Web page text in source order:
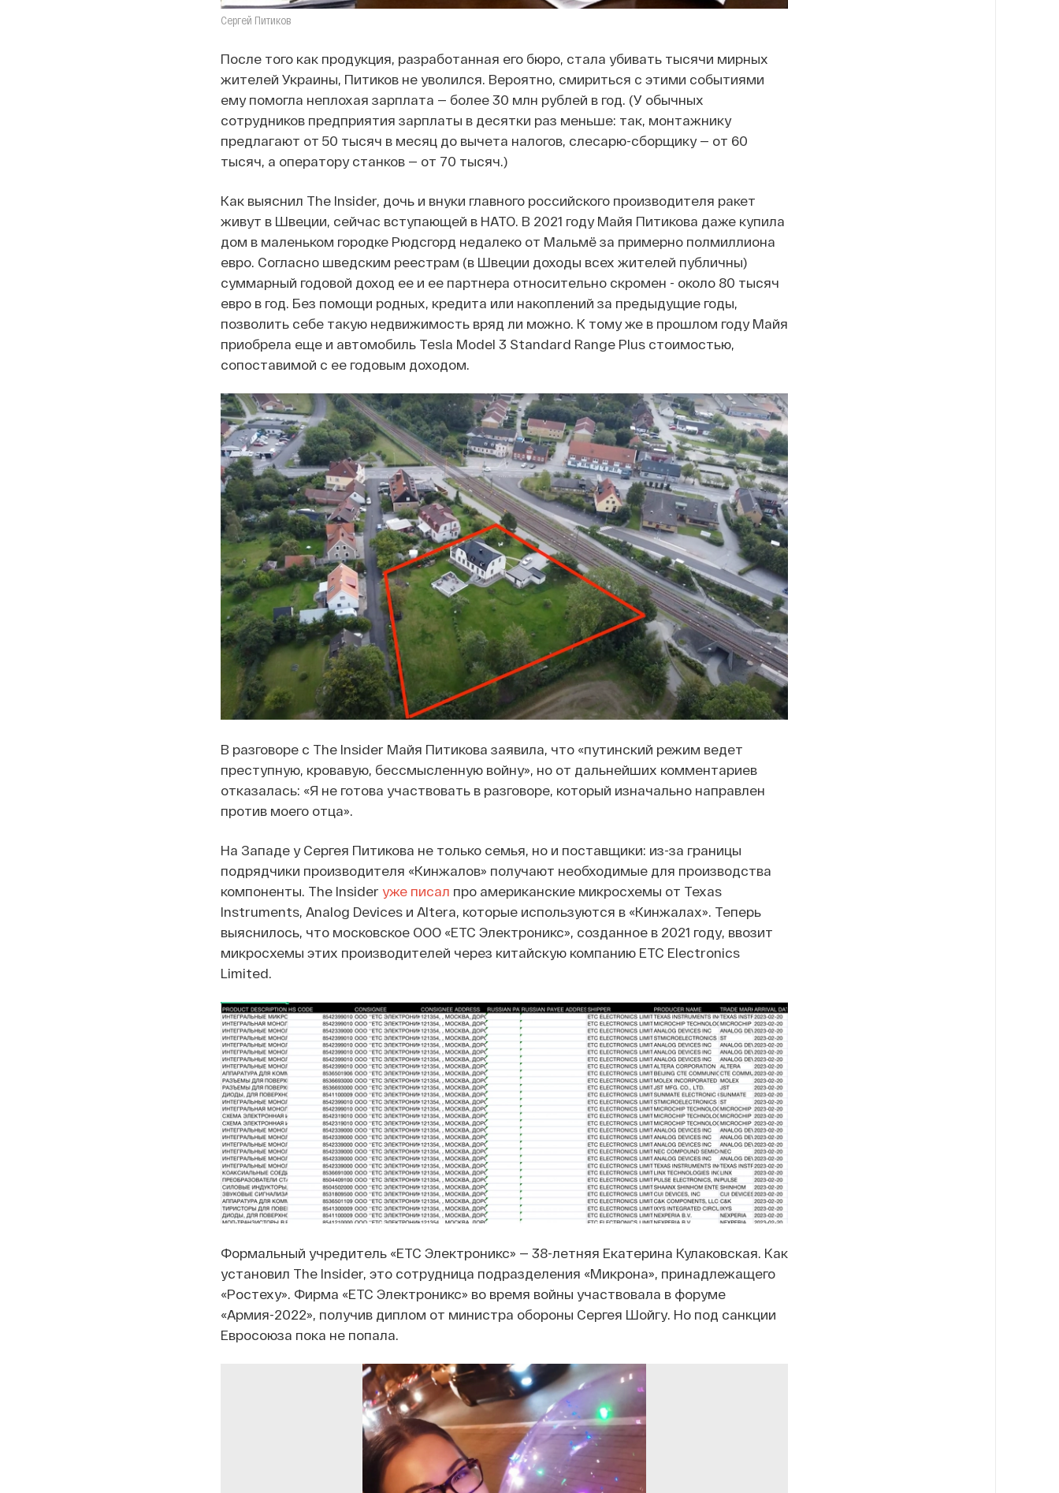
Сергей Питиков
После того как продукция, разработанная его бюро, стала убивать тысячи мирных
жителей Украины, Питиков не уволился. Вероятно, смириться с этими событиями
ему помогла неплохая зарплата — более 30 млн рублей в год. (У обычных
сотрудников предприятия зарплаты в десятки раз меньше: так, монтажнику
предлагают от 50 тысяч в месяц до вычета налогов, слесарю-сборщику — от 60
тысяч, а оператору станков — от 70 тысяч.)
Как выяснил The Insider, дочь и внуки главного российского производителя ракет
живут в Швеции, сейчас вступающей в НАТО. В 2021 году Майя Питикова даже купила
дом в маленьком городке Рюдсгорд недалеко от Мальмё за примерно полмиллиона
евро. Согласно шведским реестрам (в Швеции доходы всех жителей публичны)
суммарный годовой доход ее и ее партнера относительно скромен - около 80 тысяч
евро в год. Без помощи родных, кредита или накоплений за предыдущие годы,
позволить себе такую недвижимость вряд ли можно. К тому же в прошлом году Майя
приобрела еще и автомобиль Tesla Model 3 Standard Range Plus стоимостью,
сопоставимой с ее годовым доходом.
В разговоре с The Insider Майя Питикова заявила, что «путинский режим ведет
преступную, кровавую, бессмысленную войну», но от дальнейших комментариев
отказалась: «Я не готова участвовать в разговоре, который изначально направлен
против моего отца».
На Западе у Сергея Питикова не только семья, но и поставщики: из-за границы
подрядчики производителя «Кинжалов» получают необходимые для производства
компоненты. The Insider уже писал про американские микросхемы от Texas
Instruments, Analog Devices и Altera, которые используются в «Кинжалах». Теперь
выяснилось, что московское ООО «ЕТС Электроникс», созданное в 2021 году, ввозит
микросхемы этих производителей через китайскую компанию ETC Electronics
Limited.
Формальный учредитель «ЕТС Электроникс» — 38-летняя Екатерина Кулаковская. Как
установил The Insider, это сотрудница подразделения «Микрона», принадлежащего
«Ростеху». Фирма «ЕТС Электроникс» во время войны участвовала в форуме
«Армия-2022», получив диплом от министра обороны Сергея Шойгу. Но под санкции
Евросоюза пока не попала.